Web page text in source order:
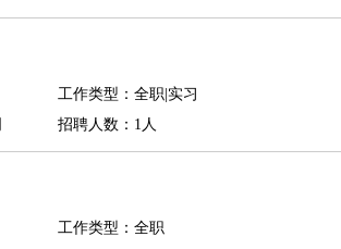
工作类型：全职|实习
招聘人数：1人
工作类型：全职